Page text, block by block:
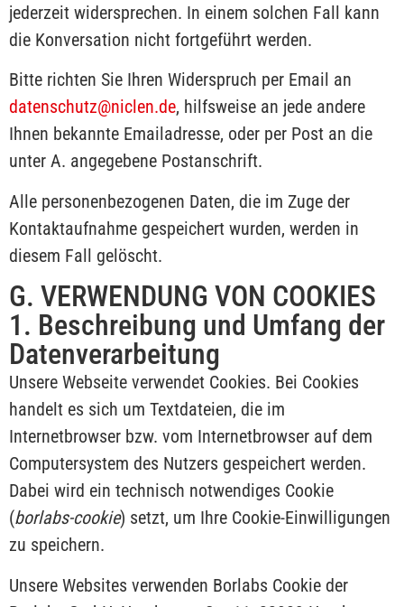
jederzeit widersprechen. In einem solchen Fall kann
die Konversation nicht fortgeführt werden.
Bitte richten Sie Ihren Widerspruch per Email an
datenschutz@niclen.de, hilfsweise an jede andere
Ihnen bekannte Emailadresse, oder per Post an die
unter A. angegebene Postanschrift.
Alle personenbezogenen Daten, die im Zuge der
Kontaktaufnahme gespeichert wurden, werden in
diesem Fall gelöscht.
G. VERWENDUNG VON COOKIES
1. Beschreibung und Umfang der
Datenverarbeitung
Unsere Webseite verwendet Cookies. Bei Cookies
handelt es sich um Textdateien, die im
Internetbrowser bzw. vom Internetbrowser auf dem
Computersystem des Nutzers gespeichert werden.
Dabei wird ein technisch notwendiges Cookie
(borlabs-cookie) setzt, um Ihre Cookie-Einwilligungen
zu speichern.
Unsere Websites verwenden Borlabs Cookie der